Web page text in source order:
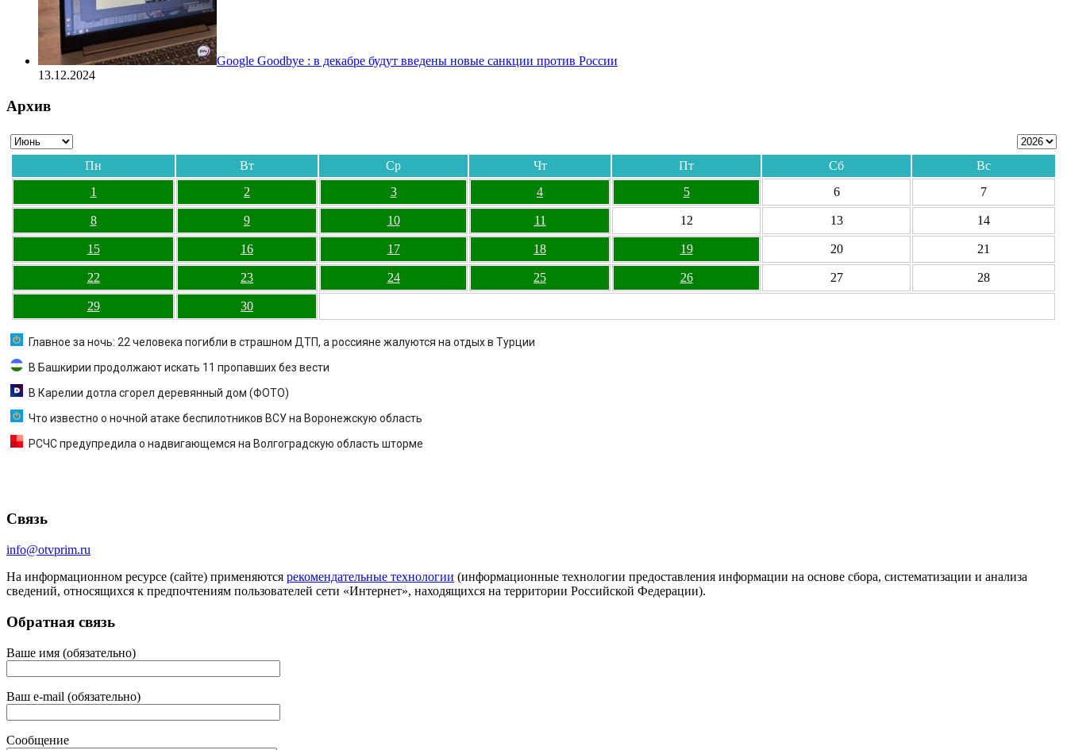
Google Goodbye : в декабре будут введены новые санкции против России
13.12.2024
Архив
Пн Вт Ср Чт Пт Сб
Вс
1
2 3 4 5 6 7
8 9 10 11 12 13 14
15 16 17 18 19 20 21
22 23 24 25 26 27 28
29 30
Главное за ночь: 22 человека погибли в страшном ДТП, а россияне жалуются на отдых в Турции
В Башкирии продолжают искать 11 пропавших без вести
В Карелии дотла сгорел деревянный дом (ФОТО)
Что известно о ночной атаке беспилотников ВСУ на Воронежскую область
РСЧС предупредила о надвигающемся на Волгоградскую область шторме
Связь
info@otvprim.ru
На информационном ресурсе (сайте) применяются рекомендательные технологии (информационные технологии предоставления информации на основе сбора, систематизации и анализа
сведений, относящихся к предпочтениям пользователей сети «Интернет», находящихся на территории Российской Федерации).
Обратная связь
Ваше имя (обязательно)
Ваш e-mail (обязательно)
Сообщение